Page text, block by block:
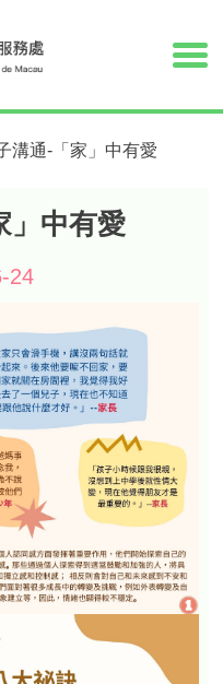
溝通-「家」中有愛
」中有愛
24